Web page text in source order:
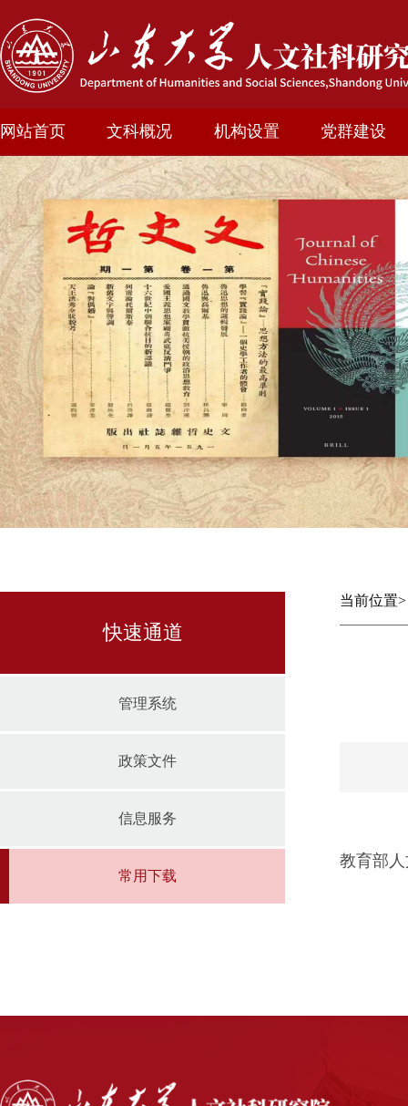
网站首页 文科概况 机构设置 党群建设
快速通道
管理系统
政策文件
信息服务
常用下载
当前位置
教育部